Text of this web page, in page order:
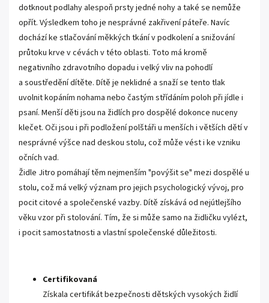
dotknout podlahy alespoň prsty jedné nohy a také se nemůže
opřít. Výsledkem toho je nesprávné zakřivení páteře. Navíc
dochází ke stlačování měkkých tkání v podkolení a snižování
průtoku krve v cévách v této oblasti. Toto má kromě
negativního zdravotního dopadu i velký vliv na pohodlí
a soustředění dítěte. Dítě je neklidné a snaží se tento tlak
uvolnit kopáním nohama nebo častým střídáním poloh při jídle i
psaní. Menší děti jsou na židlích pro dospělé dokonce nuceny
klečet. Oči jsou i při podložení polštáři u menších i větších dětí v
nesprávné výšce nad deskou stolu, což může vést i ke vzniku
očních vad.
Židle Jitro pomáhají těm nejmenším "povýšit se" mezi dospělé u
stolu, což má velký význam pro jejich psychologický vývoj, pro
pocit citové a společenské vazby. Dítě získává od nejútlejšího
věku vzor při stolování. Tím, že si může samo na židličku vylézt,
i pocit samostatnosti a vlastní společenské důležitosti.
Certifikovaná
Získala certifikát bezpečnosti dětských vysokých židlí